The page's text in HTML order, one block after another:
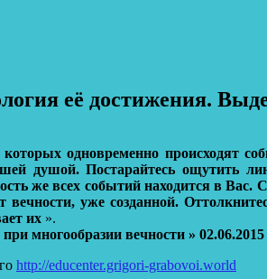
её достижения.
одновременно происходят
душой. Постарайтесь ощутить
же всех событий находится в Вас.
вечности, уже созданной.
их ».
многообразии вечности » 02.06.2015
http://educenter.grigori-grabovoi.world